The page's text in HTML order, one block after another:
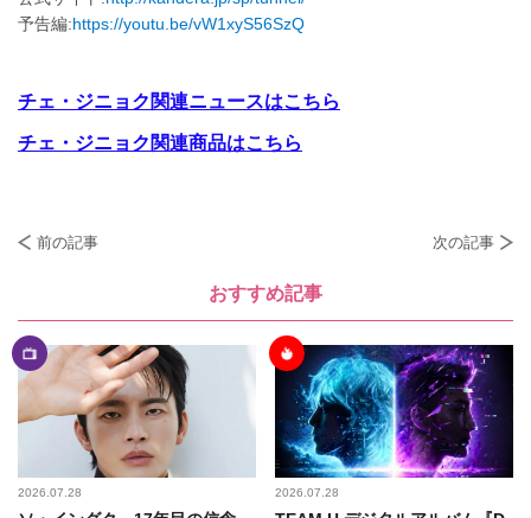
予告編:https://youtu.be/vW1xyS56SzQ
チェ・ジニョク関連ニュースはこちら
チェ・ジニョク関連商品はこちら
前の記事 次の記事
おすすめ記事
2026.07.28 2026.07.28